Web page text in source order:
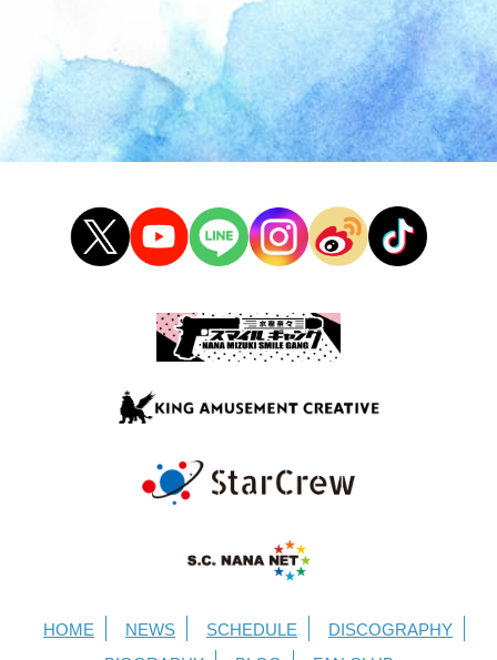
HOME NEWS SCHEDULE
DISCOGRAPHY